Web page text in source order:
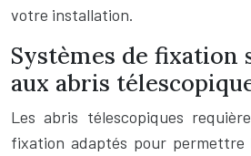
votre installation.
Systèmes de fixation
aux abris
Les abris télescopiques
fixation adaptés pour permettre